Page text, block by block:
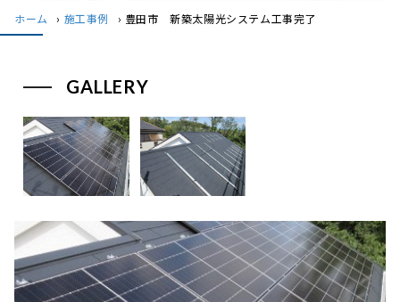
ホーム › 施工事例 › 豊田市 新築太陽光システム工事完了
GALLERY